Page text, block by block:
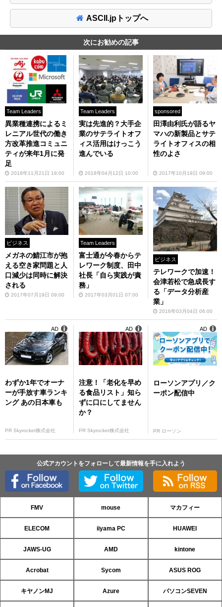
ASCII.jpトップへ
次にお勧めの記事
Team Leaders
異業種連携によるミ
レニアル世代の働き
方改革推進コミュニ
ティが来年1月に発
足
2018年11月21日 18:00
Team Leaders
実は先進的？大手企
業のサテライトオフ
ィス活用はけっこう
進んでいる
2018年04月12日 10:00
sponsored
田澤由利氏が語るヤ
マハの新製品とサテ
ライトオフィスの相
性のよさ
2017年10月19日 09:00
ビジネス
メガネの鯖江市が抱
える空き家問題と人
口減少は同時に解決
される
2017年07月19日 09:00
Team Leaders
富士通が今春からテ
レワーク制度、田中
社長「自ら実践が責
務」
2017年03月01日 07:00
ビジネス
テレワークで加速！
会津若松で急成長す
る「データ分析産
業」
2016年03月04日 06:00
わずか1年でオーナ
ーが手放す車ランキ
ング あの日本車も
PR Skyrocket株式会社
AD
注意！「老化を早め
る食品リスト」知ら
ずに口にしてません
か？
PR Skyrocket株式会社
AD
ローソンアプリ／ク
ーポン配信中
PR ローソン
AD
公式アカウントをフォローして最新情報を手に入れよう
FMV mouse マカフィー
ELECOM iiyama PC HUAWEI
JAWS-UG AMD kintone
Acrobat Sycom ASUS ROG
キヤノンMJ Azure パソコンSEVEN